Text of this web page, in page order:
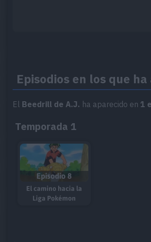
Episodios en los que
El Beedrill de A.J. ha aparecido en 1
Temporada 1
Episodio 8
El camino hacia la
Liga Pokémon